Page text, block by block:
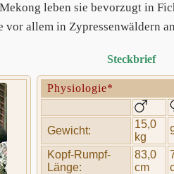
leben sie bevorzugt in
vor allem in Zypressenwäldern
Steckbrief
Physiologie*
Gewicht:
15,0
kg
Kopf-Rumpf-
Länge:
83,0
cm